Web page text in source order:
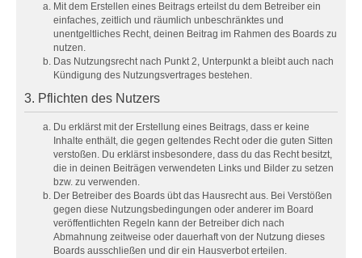
Mit dem Erstellen eines Beitrags erteilst du dem Betreiber ein
einfaches, zeitlich und räumlich unbeschränktes und
unentgeltliches Recht, deinen Beitrag im Rahmen des Boards zu
nutzen.
Das Nutzungsrecht nach Punkt 2, Unterpunkt a bleibt auch nach
Kündigung des Nutzungsvertrages bestehen.
3. Pflichten des Nutzers
Du erklärst mit der Erstellung eines Beitrags, dass er keine
Inhalte enthält, die gegen geltendes Recht oder die guten Sitten
verstoßen. Du erklärst insbesondere, dass du das Recht besitzt,
die in deinen Beiträgen verwendeten Links und Bilder zu setzen
bzw. zu verwenden.
Der Betreiber des Boards übt das Hausrecht aus. Bei Verstößen
gegen diese Nutzungsbedingungen oder anderer im Board
veröffentlichten Regeln kann der Betreiber dich nach
Abmahnung zeitweise oder dauerhaft von der Nutzung dieses
Boards ausschließen und dir ein Hausverbot erteilen.